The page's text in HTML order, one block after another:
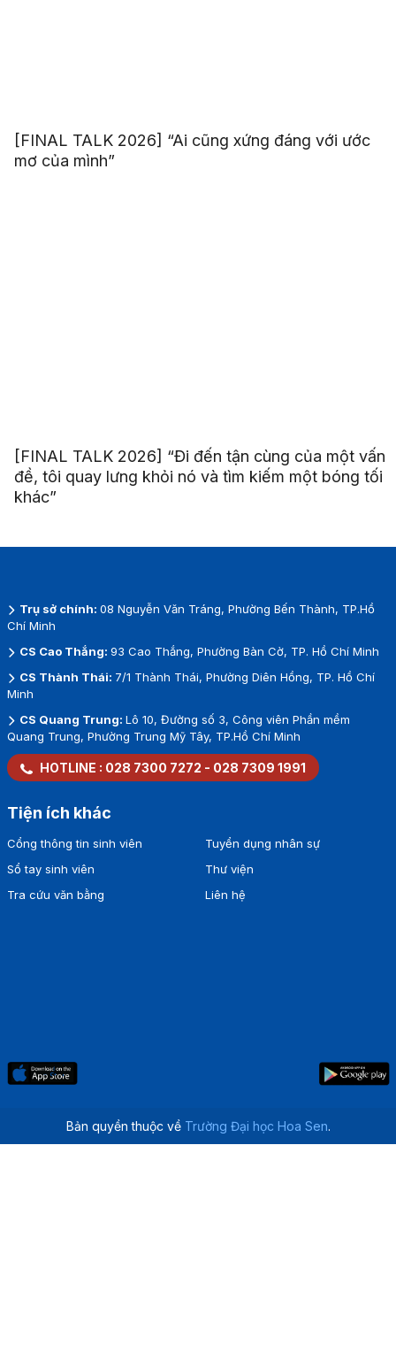
[FINAL TALK 2026] “Ai cũng xứng đáng với ước
mơ của mình”
[FINAL TALK 2026] “Đi đến tận cùng của một vấn
đề, tôi quay lưng khỏi nó và tìm kiếm một bóng tối
khác”
Trụ sở chính: 08 Nguyễn Văn Tráng, Phường Bến Thành, TP.Hồ
Chí Minh
CS Cao Thắng: 93 Cao Thắng, Phường Bàn Cờ, TP. Hồ Chí Minh
CS Thành Thái: 7/1 Thành Thái, Phường Diên Hồng, TP. Hồ Chí
Minh
CS Quang Trung: Lô 10, Đường số 3, Công viên Phần mềm
Quang Trung, Phường Trung Mỹ Tây, TP.Hồ Chí Minh
HOTLINE : 028 7300 7272 - 028 7309 1991
Tiện ích khác
Cổng thông tin sinh viên
Sổ tay sinh viên
Tra cứu văn bằng
Tuyển dụng nhân sự
Thư viện
Liên hệ
Bản quyền thuộc về Trường Đại học Hoa Sen.